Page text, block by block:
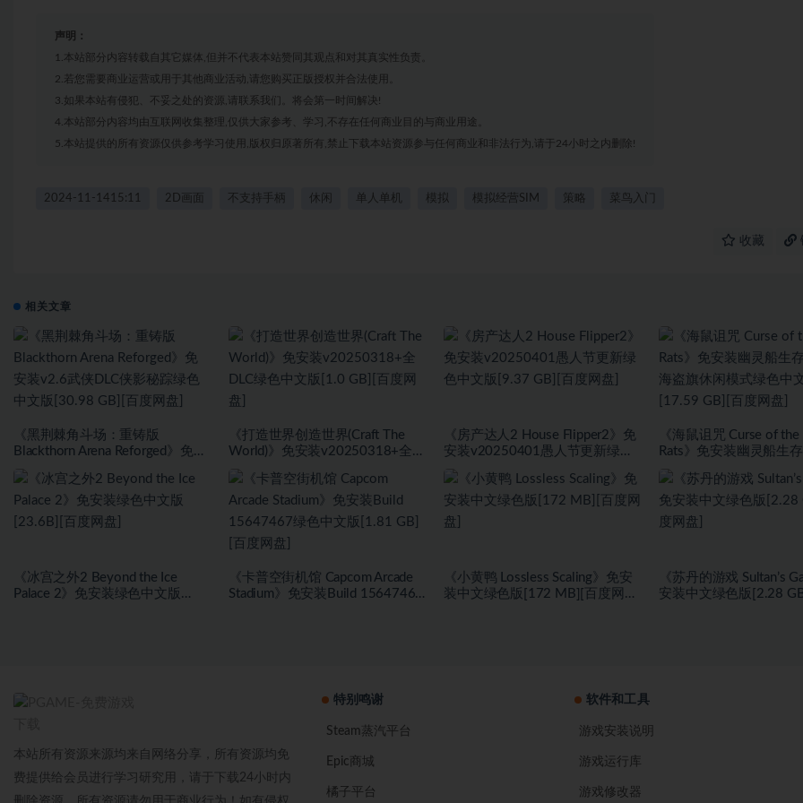
声明：
1.本站部分内容转载自其它媒体,但并不代表本站赞同其观点和对其真实性负责。
2.若您需要商业运营或用于其他商业活动,请您购买正版授权并合法使用。
3.如果本站有侵犯、不妥之处的资源,请联系我们。将会第一时间解决!
4.本站部分内容均由互联网收集整理,仅供大家参考、学习,不存在任何商业目的与商业用途。
5.本站提供的所有资源仅供参考学习使用,版权归原著所有,禁止下载本站资源参与任何商业和非法行为,请于24小时之内删除!
2024-11-1415:11 2D画面 不支持手柄 休闲 单人单机 模拟 模拟经营SIM 策略 菜鸟入门
收藏
相关文章
《黑荆棘角斗场：重铸版
Blackthorn Arena Reforged》免安
版[30.98 GB][百度网盘]
《打造世界创造世界(Craft The
World)》免安装v20250318+全
盘]
《房产达人2 House Flipper2》免
安装v20250401愚人节更新绿色
《海鼠诅咒 Curse of the
Rats》免安装幽灵船生
GB][百度网盘]
《冰宫之外2 Beyond the Ice
Palace 2》免安装绿色中文版
《卡普空街机馆 Capcom Arcade
Stadium》免安装Build 15647467
《小黄鸭 Lossless Scaling》免安
装中文绿色版[172 MB][百度网
《苏丹的游戏 Sultan’s
安装中文绿色版[2.28
本站所有资源来源均来自网络分享，所有资源均免
费提供给会员进行学习研究用，请于下载24小时内
特别鸣谢
Steam蒸汽平台
Epic商城
橘子平台
软件和工具
游戏安装说明
游戏运行库
游戏修改器